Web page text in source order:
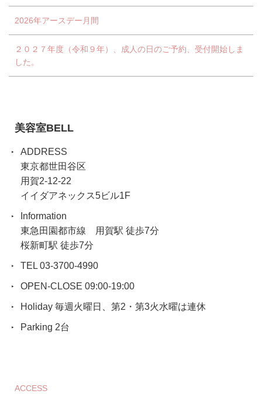
2026年アースデー月間
２０２７年度（令和９年）、成人の日のご予約、受付開始しま
した。
美容室BELL
ADDRESS
東京都世田谷区
用賀2-12-22
イイダアネックス5ビル1F
Information
東急田園都市線 用賀駅 徒歩7分
桜新町駅 徒歩7分
TEL 03-3700-4990
OPEN-CLOSE 09:00-19:00
Holiday 毎週火曜日、第2・第3火水曜は連休
Parking 2台
ACCESS